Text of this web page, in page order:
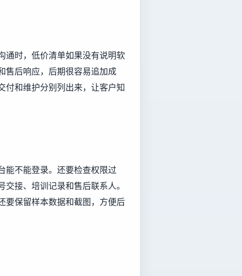
通时，低价清单如果没有说明软
售后响应，后期很容易追加成
付和维护分别列出来，让客户知
能不能登录。还要检查权限过
接、培训记录和售后联系人。
要保留样本数据和截图，方便后